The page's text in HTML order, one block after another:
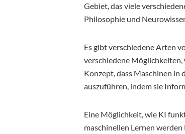
Gebiet, das viele
Philosophie und
Es gibt verschiedene Arten
verschiedene
Konzept, dass Maschinen in
auszuführen, indem sie
Eine Möglichkeit, wie KI
maschinellen Lernen